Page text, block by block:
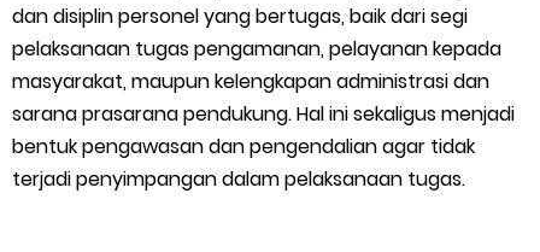
dan disiplin personel yang bertugas, baik dari segi
pelaksanaan tugas pengamanan, pelayanan kepada
masyarakat, maupun kelengkapan administrasi dan
sarana prasarana pendukung. Hal ini sekaligus menjadi
bentuk pengawasan dan pengendalian agar tidak
terjadi penyimpangan dalam pelaksanaan tugas.